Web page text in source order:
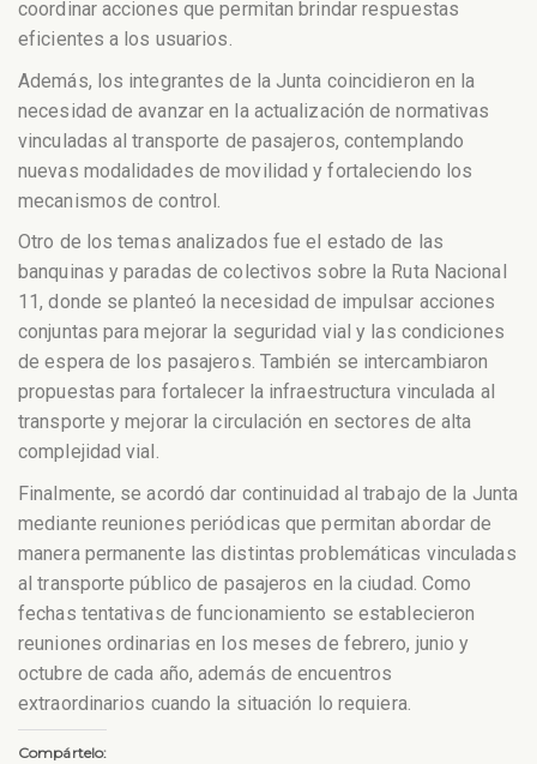
coordinar acciones que permitan brindar respuestas
eficientes a los usuarios.
Además, los integrantes de la Junta coincidieron en la
necesidad de avanzar en la actualización de normativas
vinculadas al transporte de pasajeros, contemplando
nuevas modalidades de movilidad y fortaleciendo los
mecanismos de control.
Otro de los temas analizados fue el estado de las
banquinas y paradas de colectivos sobre la Ruta Nacional
11, donde se planteó la necesidad de impulsar acciones
conjuntas para mejorar la seguridad vial y las condiciones
de espera de los pasajeros. También se intercambiaron
propuestas para fortalecer la infraestructura vinculada al
transporte y mejorar la circulación en sectores de alta
complejidad vial.
Finalmente, se acordó dar continuidad al trabajo de la Junta
mediante reuniones periódicas que permitan abordar de
manera permanente las distintas problemáticas vinculadas
al transporte público de pasajeros en la ciudad. Como
fechas tentativas de funcionamiento se establecieron
reuniones ordinarias en los meses de febrero, junio y
octubre de cada año, además de encuentros
extraordinarios cuando la situación lo requiera.
Compártelo: